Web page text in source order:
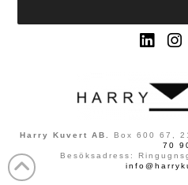
Harry Kuvert AB. Box 600 67,
70
Besöksadress: